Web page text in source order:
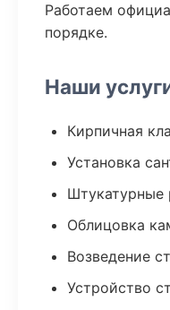
Работаем
порядке.
Наши
Кирпичная
Установка
Штукатурные
Облицовка
Возведение
Устройство